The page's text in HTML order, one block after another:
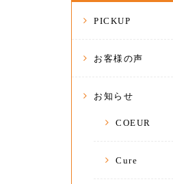
PICKUP
お客様の声
お知らせ
COEUR
Cure